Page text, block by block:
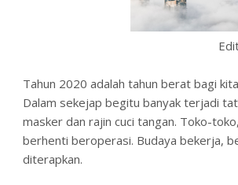
Tahun 2020 adalah tahun berat bagi
Dalam sekejap begitu banyak terjadi
masker dan rajin cuci tangan. Toko-
berhenti beroperasi. Budaya bekerja,
diterapkan.